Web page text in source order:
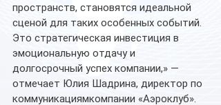
пространств, становятся идеальной
сценой для таких особенных событий.
Это стратегическая инвестиция в
эмоциональную отдачу и
долгосрочный успех компании,» —
отмечает Юлия Шадрина, директор по
коммуникациямкомпании «Аэроклуб».